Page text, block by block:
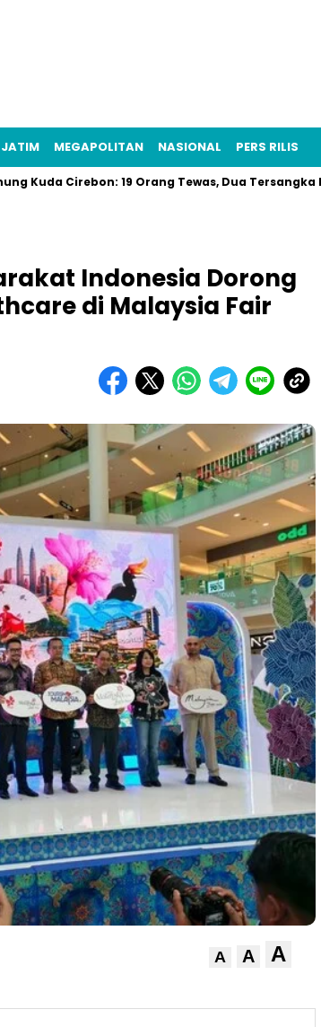
JATIM MEGAPOLITAN NASIONAL PERS RILIS
19 Orang Tewas, Dua Tersangka
Indonesia Dorong
di Malaysia Fair
A A A